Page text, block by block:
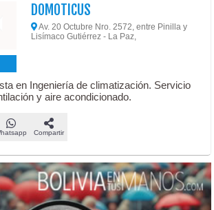
DOMOTICUS
Av. 20 Octubre Nro. 2572, entre Pinilla y
Lisímaco Gutiérrez - La Paz,
en Ingeniería de climatización. Servicio
y aire acondicionado.
Compartir